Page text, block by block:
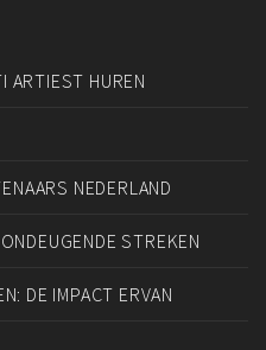
ARTIEST HUREN
NEDERLAND
STREKEN
DE IMPACT ERVAN